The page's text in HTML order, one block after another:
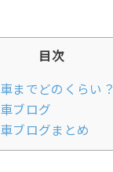
目次
までどのくらい？
ブログ
ブログまとめ